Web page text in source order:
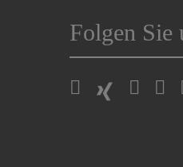
Folgen Sie